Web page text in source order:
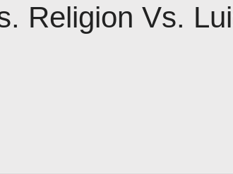
Religion Vs.